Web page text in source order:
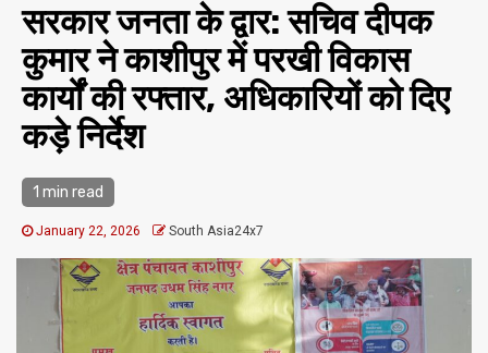
​सरकार जनता के द्वार: सचिव दीपक
कुमार ने काशीपुर में परखी विकास
कार्यों की रफ्तार, अधिकारियों को दिए
कड़े निर्देश
1 min read
January 22, 2026 South Asia24x7